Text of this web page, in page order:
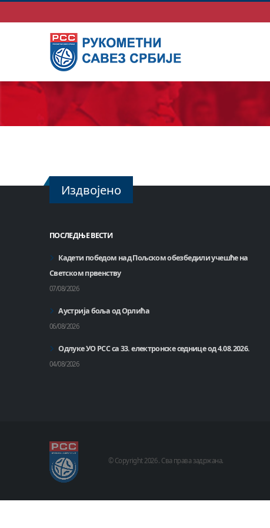
Издвојено
ПОСЛЕДЊЕ ВЕСТИ
Кадети победом над Пољском обезбедили учешће на
Светском првенству
07/08/2026
Аустрија боља од Орлића
06/08/2026
Одлуке УО РСС са 33. електронске седнице од 4.08.2026.
04/08/2026
© Copyright 2026 . Сва права задржана.